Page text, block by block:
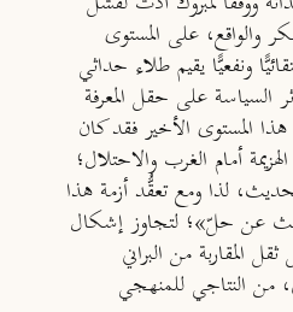
والواقع، على المستوى
ونفعيًّا يقيم طلاء حداثي
السياسة على حقل المعرفة
المستوى الأخير فقد كان
أمام الغرب والاحتلال؛
لذا ومع تعقُّد أزمة هذا
عن حلّ»؛ لتجاوز إشكال
المقاربة من البراني
من النتاجي للمنهجي